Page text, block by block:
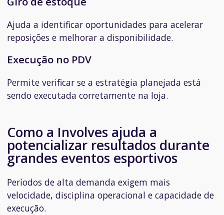
Ajuda a identificar oportunidades para acelerar
reposições e melhorar a disponibilidade.
Execução no PDV
Permite verificar se a estratégia planejada está
sendo executada corretamente na loja.
Como a Involves ajuda a
potencializar resultados durante
grandes eventos esportivos
Períodos de alta demanda exigem mais
velocidade, disciplina operacional e capacidade de
execução.